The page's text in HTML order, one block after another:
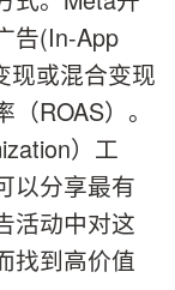
告(In-App
现或混合变现
ROAS）。
）工
以分享最有
活动中对这
找到高价值